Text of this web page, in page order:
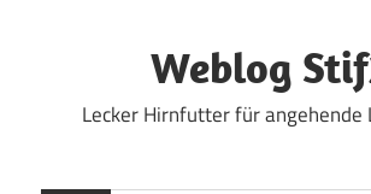
Weblog
Lecker Hirnfutter für angehende